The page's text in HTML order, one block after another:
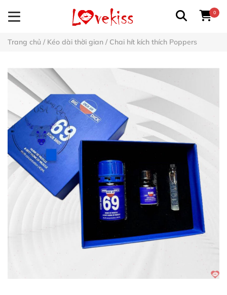
0
Trang chủ / Kéo dài thời gian / Chai hít kích thích Poppers